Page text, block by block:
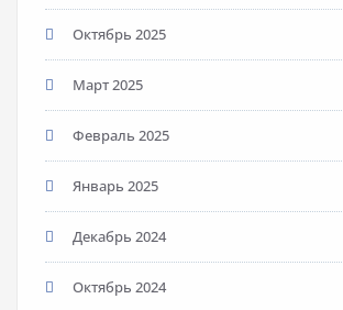
Октябрь 2025
Март 2025
Февраль 2025
Январь 2025
Декабрь 2024
Октябрь 2024